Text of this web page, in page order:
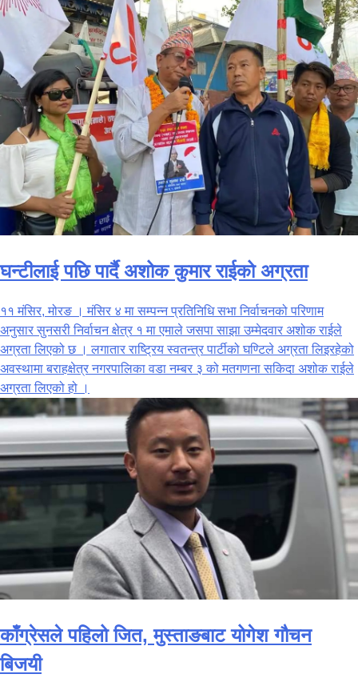
घन्टीलाई पछि पार्दै अशोक कुमार राईको अग्रता
११ मंसिर, मोरङ । मंसिर ४ मा सम्पन्न प्रतिनिधि सभा निर्वाचनको परिणाम
अनुसार सुनसरी निर्वाचन क्षेत्र १ मा एमाले जसपा साझा उम्मेदवार अशोक राईले
अग्रता लिएको छ । लगातार राष्ट्रिय स्वतन्त्र पार्टीको घण्टिले अग्रता लिइरहेको
अवस्थामा बराहक्षेत्र नगरपालिका वडा नम्बर ३ को मतगणना सकिदा अशोक राईले
अग्रता लिएको हो ।
काँग्रेसले पहिलो जित, मुस्ताङबाट योगेश गौचन
बिजयी